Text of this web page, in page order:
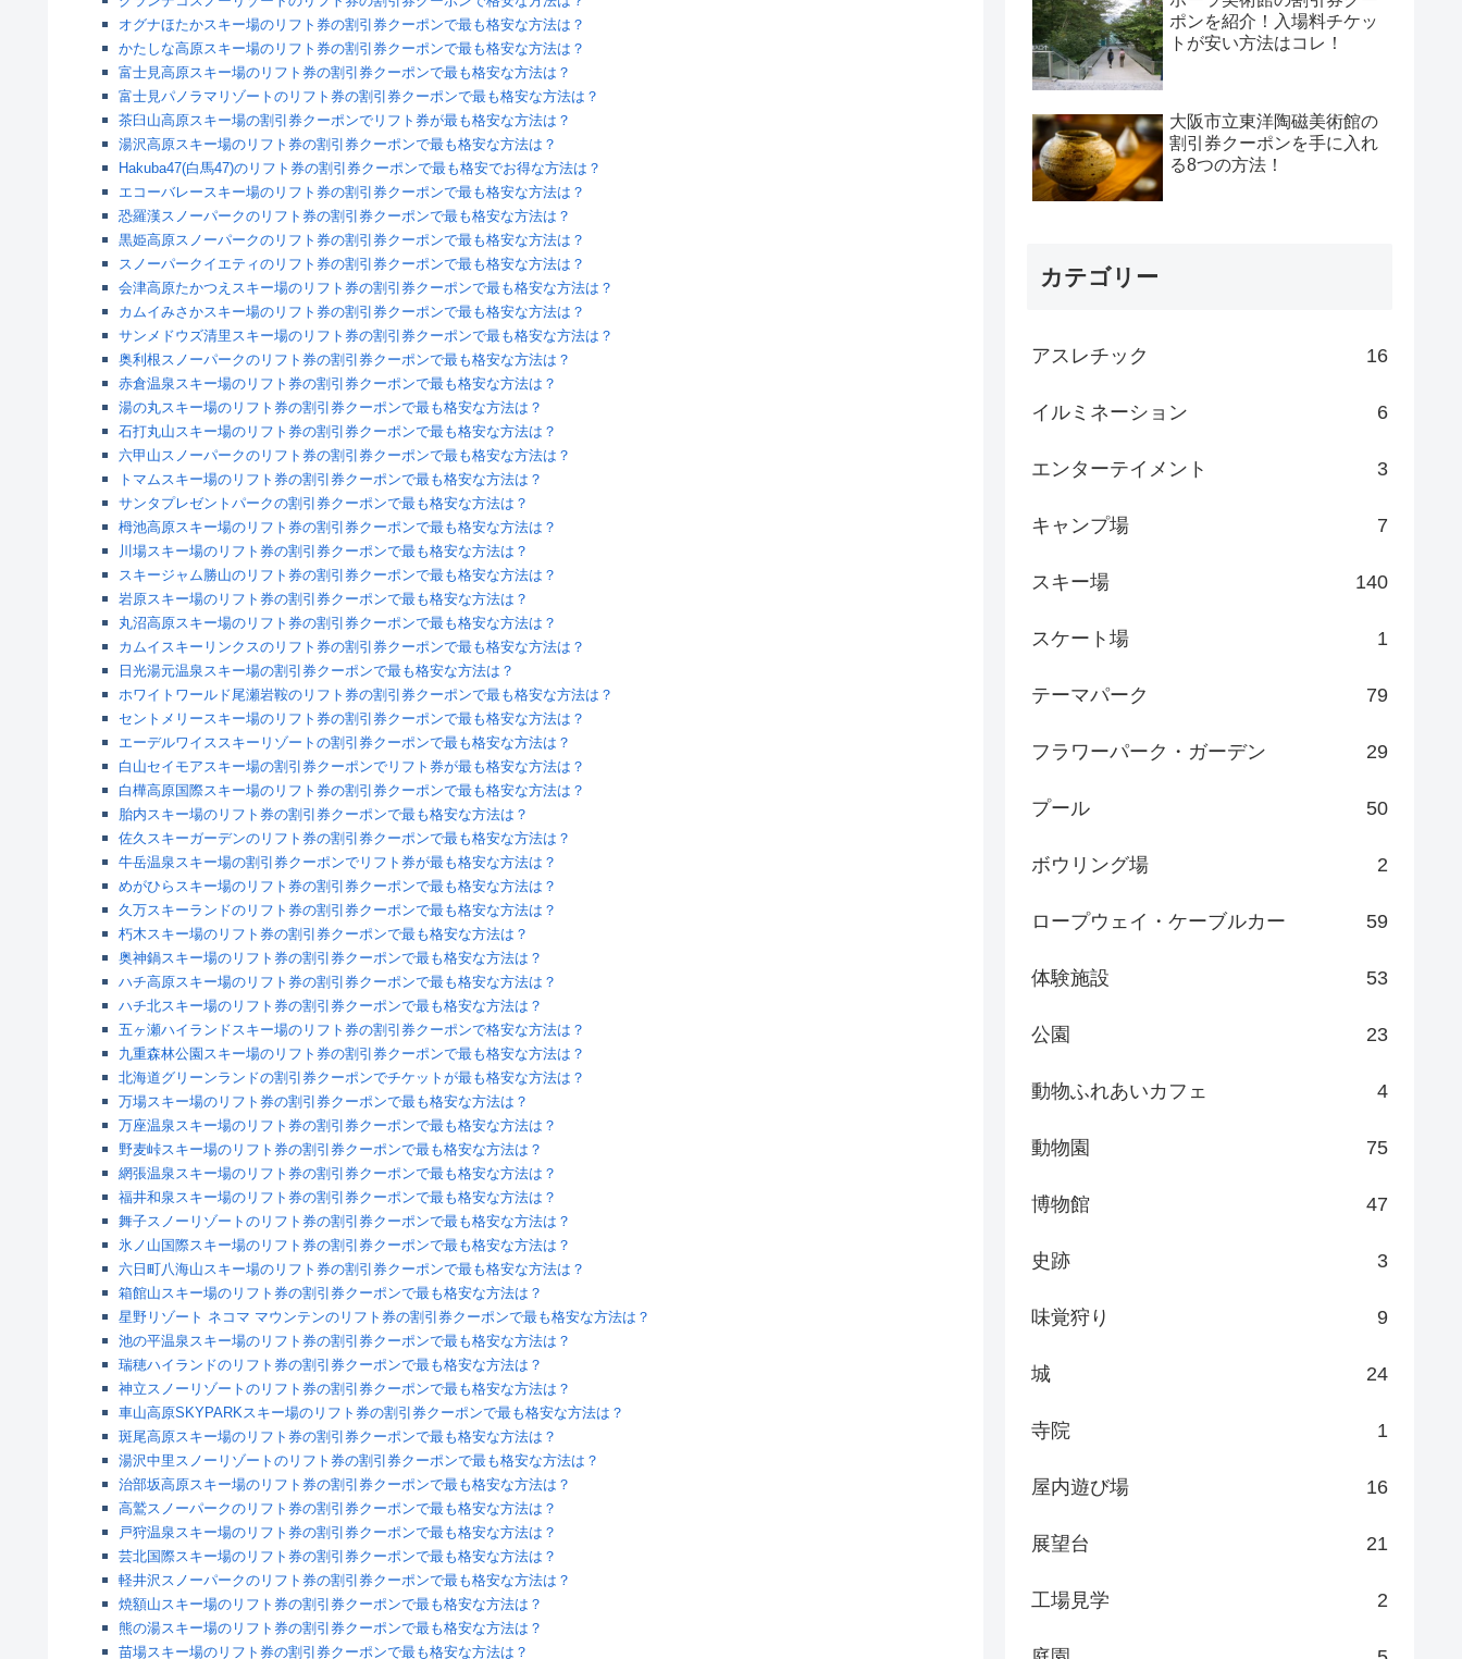
オグナほたかスキー場のリフト券の割引券クーポンで最も格安な方法は？
かたしな高原スキー場のリフト券の割引券クーポンで最も格安な方法は？
富士見高原スキー場のリフト券の割引券クーポンで最も格安な方法は？
富士見パノラマリゾートのリフト券の割引券クーポンで最も格安な方法は？
茶臼山高原スキー場の割引券クーポンでリフト券が最も格安な方法は？
湯沢高原スキー場のリフト券の割引券クーポンで最も格安な方法は？
Hakuba47(白馬47)のリフト券の割引券クーポンで最も格安でお得な方法は？
エコーバレースキー場のリフト券の割引券クーポンで最も格安な方法は？
恐羅漢スノーパークのリフト券の割引券クーポンで最も格安な方法は？
黒姫高原スノーパークのリフト券の割引券クーポンで最も格安な方法は？
スノーパークイエティのリフト券の割引券クーポンで最も格安な方法は？
会津高原たかつえスキー場のリフト券の割引券クーポンで最も格安な方法は？
カムイみさかスキー場のリフト券の割引券クーポンで最も格安な方法は？
サンメドウズ清里スキー場のリフト券の割引券クーポンで最も格安な方法は？
奥利根スノーパークのリフト券の割引券クーポンで最も格安な方法は？
赤倉温泉スキー場のリフト券の割引券クーポンで最も格安な方法は？
湯の丸スキー場のリフト券の割引券クーポンで最も格安な方法は？
石打丸山スキー場のリフト券の割引券クーポンで最も格安な方法は？
六甲山スノーパークのリフト券の割引券クーポンで最も格安な方法は？
トマムスキー場のリフト券の割引券クーポンで最も格安な方法は？
サンタプレゼントパークの割引券クーポンで最も格安な方法は？
栂池高原スキー場のリフト券の割引券クーポンで最も格安な方法は？
川場スキー場のリフト券の割引券クーポンで最も格安な方法は？
スキージャム勝山のリフト券の割引券クーポンで最も格安な方法は？
岩原スキー場のリフト券の割引券クーポンで最も格安な方法は？
丸沼高原スキー場のリフト券の割引券クーポンで最も格安な方法は？
カムイスキーリンクスのリフト券の割引券クーポンで最も格安な方法は？
日光湯元温泉スキー場の割引券クーポンで最も格安な方法は？
ホワイトワールド尾瀬岩鞍のリフト券の割引券クーポンで最も格安な方法は？
セントメリースキー場のリフト券の割引券クーポンで最も格安な方法は？
エーデルワイススキーリゾートの割引券クーポンで最も格安な方法は？
白山セイモアスキー場の割引券クーポンでリフト券が最も格安な方法は？
白樺高原国際スキー場のリフト券の割引券クーポンで最も格安な方法は？
胎内スキー場のリフト券の割引券クーポンで最も格安な方法は？
佐久スキーガーデンのリフト券の割引券クーポンで最も格安な方法は？
牛岳温泉スキー場の割引券クーポンでリフト券が最も格安な方法は？
めがひらスキー場のリフト券の割引券クーポンで最も格安な方法は？
久万スキーランドのリフト券の割引券クーポンで最も格安な方法は？
朽木スキー場のリフト券の割引券クーポンで最も格安な方法は？
奥神鍋スキー場のリフト券の割引券クーポンで最も格安な方法は？
ハチ高原スキー場のリフト券の割引券クーポンで最も格安な方法は？
ハチ北スキー場のリフト券の割引券クーポンで最も格安な方法は？
五ヶ瀬ハイランドスキー場のリフト券の割引券クーポンで格安な方法は？
九重森林公園スキー場のリフト券の割引券クーポンで最も格安な方法は？
北海道グリーンランドの割引券クーポンでチケットが最も格安な方法は？
万場スキー場のリフト券の割引券クーポンで最も格安な方法は？
万座温泉スキー場のリフト券の割引券クーポンで最も格安な方法は？
野麦峠スキー場のリフト券の割引券クーポンで最も格安な方法は？
網張温泉スキー場のリフト券の割引券クーポンで最も格安な方法は？
福井和泉スキー場のリフト券の割引券クーポンで最も格安な方法は？
舞子スノーリゾートのリフト券の割引券クーポンで最も格安な方法は？
氷ノ山国際スキー場のリフト券の割引券クーポンで最も格安な方法は？
六日町八海山スキー場のリフト券の割引券クーポンで最も格安な方法は？
箱館山スキー場のリフト券の割引券クーポンで最も格安な方法は？
星野リゾート ネコマ マウンテンのリフト券の割引券クーポンで最も格安な方法は？
池の平温泉スキー場のリフト券の割引券クーポンで最も格安な方法は？
瑞穂ハイランドのリフト券の割引券クーポンで最も格安な方法は？
神立スノーリゾートのリフト券の割引券クーポンで最も格安な方法は？
車山高原SKYPARKスキー場のリフト券の割引券クーポンで最も格安な方法は？
斑尾高原スキー場のリフト券の割引券クーポンで最も格安な方法は？
湯沢中里スノーリゾートのリフト券の割引券クーポンで最も格安な方法は？
治部坂高原スキー場のリフト券の割引券クーポンで最も格安な方法は？
高鷲スノーパークのリフト券の割引券クーポンで最も格安な方法は？
戸狩温泉スキー場のリフト券の割引券クーポンで最も格安な方法は？
芸北国際スキー場のリフト券の割引券クーポンで最も格安な方法は？
軽井沢スノーパークのリフト券の割引券クーポンで最も格安な方法は？
焼額山スキー場のリフト券の割引券クーポンで最も格安な方法は？
熊の湯スキー場のリフト券の割引券クーポンで最も格安な方法は？
苗場スキー場のリフト券の割引券クーポンで最も格安な方法は？
ポンを紹介！入場料チケッ
トが安い方法はコレ！
大阪市立東洋陶磁美術館の
割引券クーポンを手に入れ
る8つの方法！
カテゴリー
アスレチック 16
イルミネーション 6
エンターテイメント 3
キャンプ場 7
スキー場 140
スケート場 1
テーマパーク 79
フラワーパーク・ガーデン 29
プール 50
ボウリング場 2
ロープウェイ・ケーブルカー 59
体験施設 53
公園 23
動物ふれあいカフェ 4
動物園 75
博物館 47
史跡 3
味覚狩り 9
城 24
寺院 1
屋内遊び場 16
展望台 21
工場見学 2